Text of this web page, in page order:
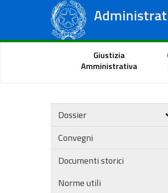
Regional
Citizen
Giustizia
Amministrativa
Dossier
Convegni
Documenti storici
Norme utili